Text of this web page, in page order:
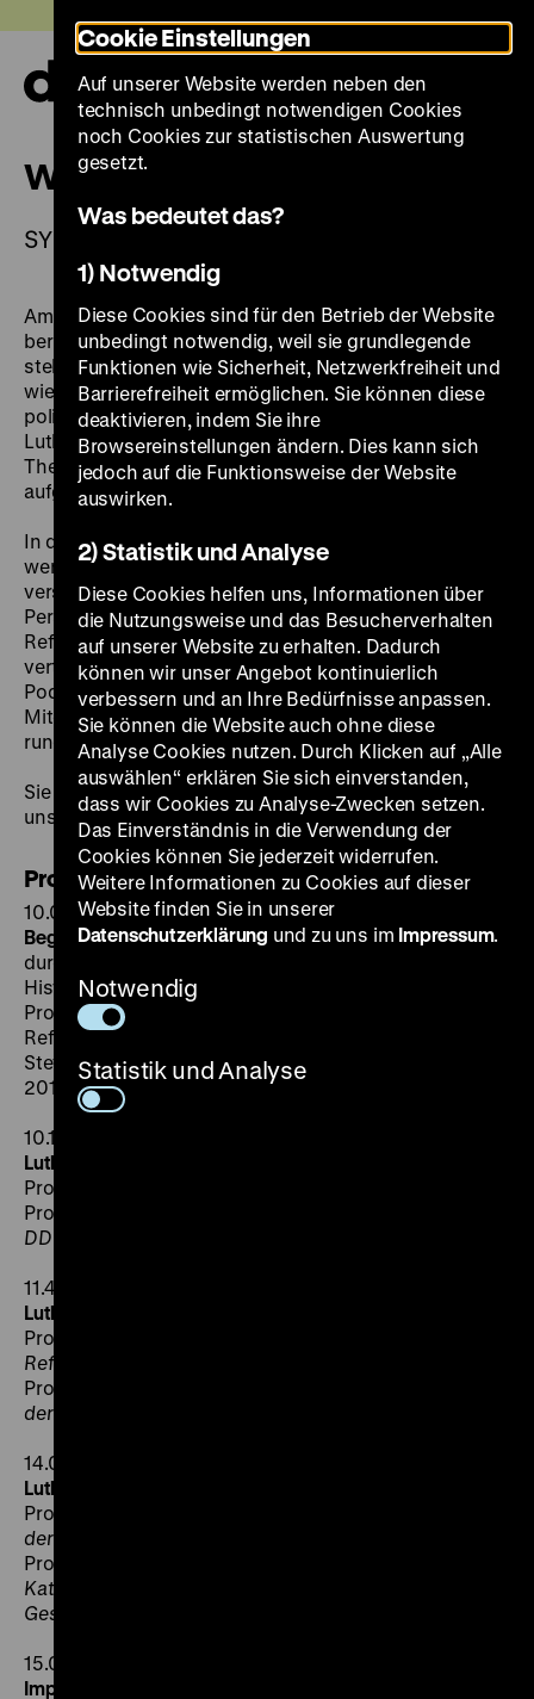
zum
Seiteninhalt
springen
WEM GEHÖRT LUTHER?
SYMPOSIUM IN BERLIN, 23. OKTOBER 2014
Am 31. Oktober 1517 veröffentlicht Martin Luther seine
berühmten 95 Thesen. Die Reformation beginnt. Sie
stellt einen denkbar tiefen Einschnitt in der deutschen
wie europäischen Geschichte dar und verändert die
politischen und kulturellen Verhältnisse. In der
Lutherdekade 2008-2017 wird das weite
Themenspektrum der Reformation in Themenjahren
aufgenommen und entfaltet.
In dem eintägigen Symposium „Wem gehört Luther?“
werden sich namhafte Wissenschaftler aus
verschiedenen Fachbereichen und Konfessionen der
Person Martin Luther und der Bedeutung der
Reformation aus Sicht der großen in Deutschland
vertretenen Religionsgemeinschaften nähern. Eine
Podiumsdiskussion zwischen Wissenschaftlern und
Mitgliedern der im Bundestag vertretenen Parteien
rundet das Programm ab.
Sie sind herzlich eingeladen, am 23. Oktober 2014 mit
uns der Frage „Wem gehört Luther?“ nachzugehen.
Programm
10.00 Uhr
Begrüßung und Eröffnung
durch Prof. Dr. Alexander Koch, Deutsches
Historisches Museum, Prof. Dr. Thomas Kaufmann und
Prof. Dr. Dr. h.c. Heinz Schilling, Verein für
Reformationsgeschichte
Stefan Zowislo, Staatliche Geschäftsstelle „Luther
2017“
10.15 Uhr
Luther in der Gesellschaft
Prof. Dr. Dr. h.c. Heinz Schilling:
Prof. Dr. Thomas Kaufmann:
DDR und BRD
11.45 Uhr
Luther in Judentum und Islam
Prof. Dr. Andreas Nachama:
Reformation und auf Martin Luther
Prof. Dr. Hartmut Bobzin:
der Islam
14.00 Uhr
Luther im Christentum
Prof. em. Dr. Dr. h.c. Friedrich Wilhelm Graf:
der Reformation im neuzeitlichen Protestantismus
Prof. Dr. Dorothea Sattler:
Katholiken auch Luther feiern? Ist Luther auch ein
Gesprächspartner für katholische Theologen?
15.00 Uhr
Impulsvortrag:
Cookie Einstellungen
Auf unserer Website werden neben den
technisch unbedingt notwendigen Cookies
noch Cookies zur statistischen Auswertung
gesetzt.
Was bedeutet das?
1) Notwendig
Diese Cookies sind für den Betrieb der Website
unbedingt notwendig, weil sie grundlegende
Funktionen wie Sicherheit, Netzwerkfreiheit und
Barrierefreiheit ermöglichen. Sie können diese
deaktivieren, indem Sie ihre
Browsereinstellungen ändern. Dies kann sich
jedoch auf die Funktionsweise der Website
auswirken.
2) Statistik und Analyse
Diese Cookies helfen uns, Informationen über
die Nutzungsweise und das Besucherverhalten
auf unserer Website zu erhalten. Dadurch
können wir unser Angebot kontinuierlich
verbessern und an Ihre Bedürfnisse anpassen.
Sie können die Website auch ohne diese
Analyse Cookies nutzen. Durch Klicken auf „Alle
auswählen“ erklären Sie sich einverstanden,
dass wir Cookies zu Analyse-Zwecken setzen.
Das Einverständnis in die Verwendung der
Cookies können Sie jederzeit widerrufen.
Weitere Informationen zu Cookies auf dieser
Website finden Sie in unserer
Datenschutzerklärung und zu uns im Impressum.
Notwendig
Statistik und Analyse